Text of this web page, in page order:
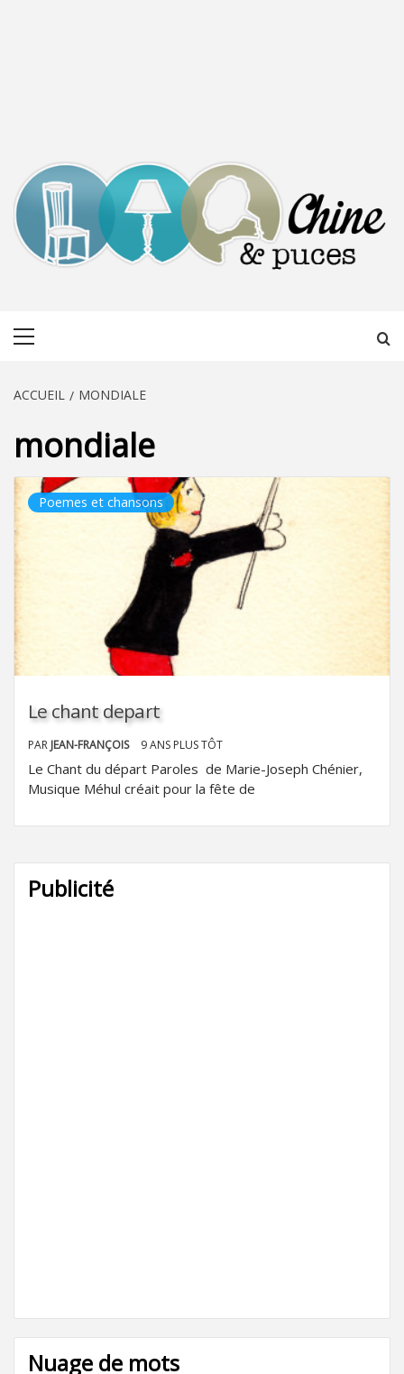
ACCUEIL MONDIALE
mondiale
Poemes et chansons
Le chant depart
PAR JEAN-FRANÇOIS 9 ANS PLUS TÔT
Le Chant du départ Paroles de Marie-Joseph Chénier,
Musique Méhul créait pour la fête de
Publicité
Nuage de mots